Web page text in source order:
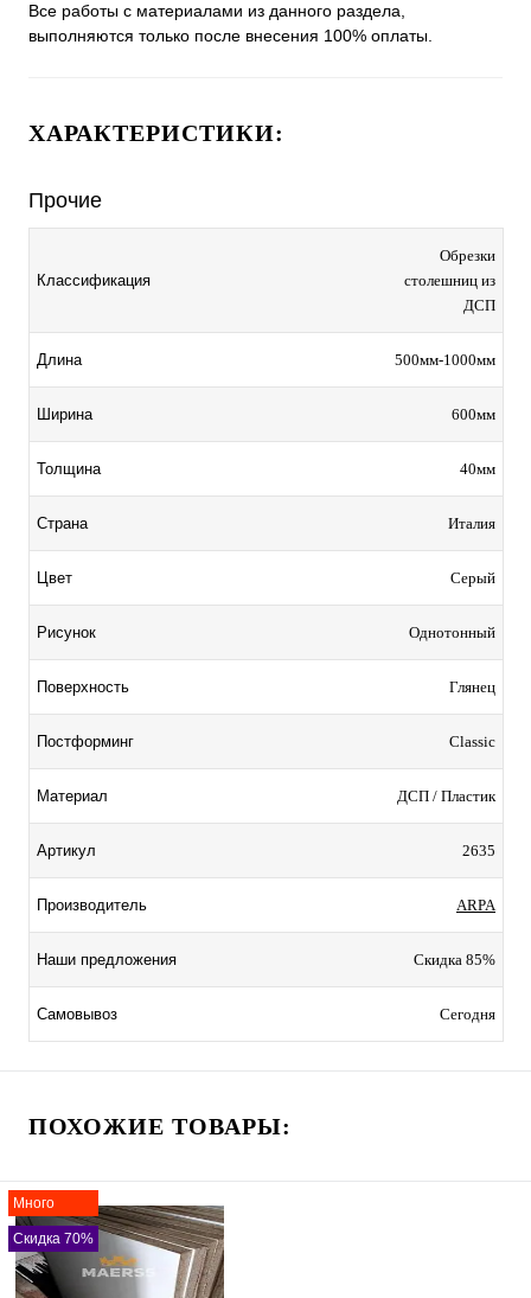
Все работы с материалами из данного раздела,
выполняются только после внесения 100% оплаты.
ХАРАКТЕРИСТИКИ:
Прочие
Классификация
Обрезки
столешниц из
ДСП
Длина 500мм-1000мм
Ширина 600мм
Толщина 40мм
Страна Италия
Цвет Серый
Рисунок Однотонный
Поверхность Глянец
Постформинг Classic
Материал ДСП / Пластик
Артикул 2635
Производитель ARPA
Наши предложения Скидка 85%
Самовывоз Сегодня
ПОХОЖИЕ ТОВАРЫ:
Много
Скидка 70%